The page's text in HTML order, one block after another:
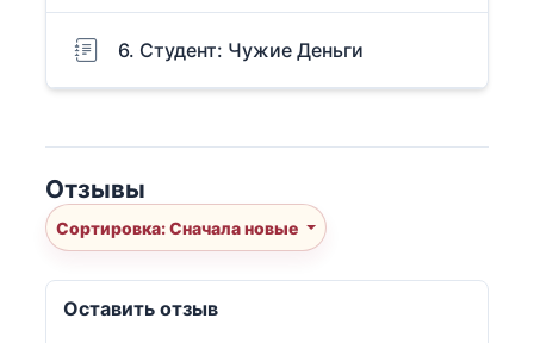
6. Студент: Чужие Деньги
Отзывы
Сортировка: Сначала новые
Оставить отзыв